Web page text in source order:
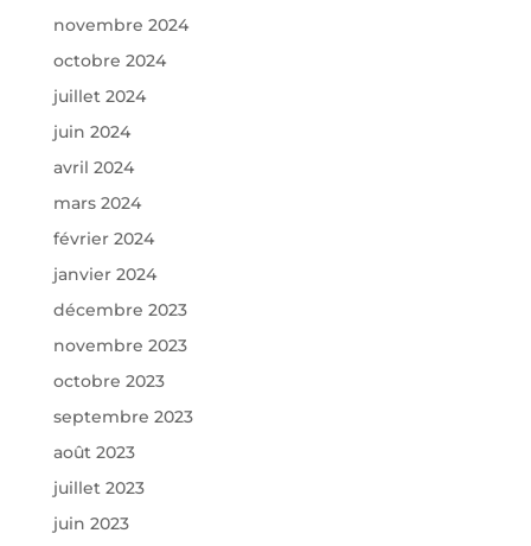
novembre 2024
octobre 2024
juillet 2024
juin 2024
avril 2024
mars 2024
février 2024
janvier 2024
décembre 2023
novembre 2023
octobre 2023
septembre 2023
août 2023
juillet 2023
juin 2023